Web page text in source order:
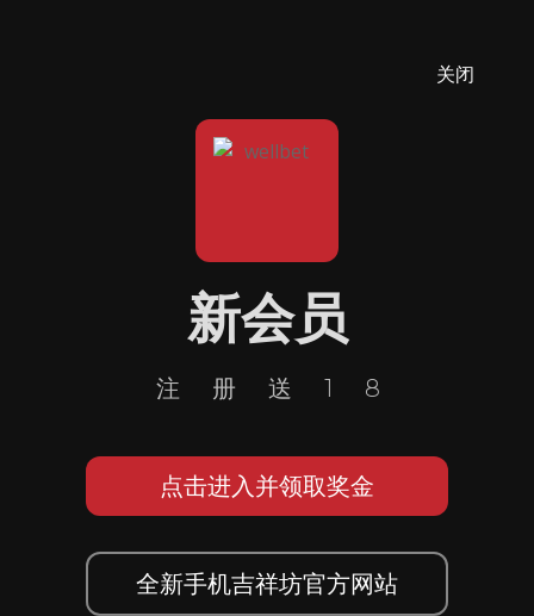
关闭
新会员
注册送18
点击进入并领取奖金
全新手机吉祥坊官方网站